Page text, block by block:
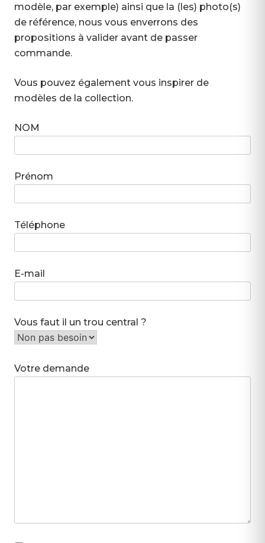
modèle, par exemple) ainsi que la (les) photo(s)
de référence, nous vous enverrons des
propositions à valider avant de passer
commande.
Vous pouvez également vous inspirer de
modèles de la collection.
NOM
Prénom
Téléphone
E-mail
Vous faut il un trou central ?
Votre demande